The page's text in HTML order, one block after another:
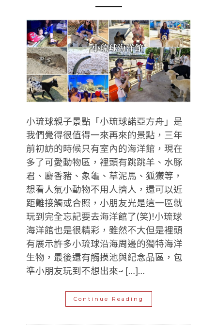
小琉球親子景點「小琉球諾亞方舟」是
我們覺得很值得一來再來的景點，三年
前初訪的時候只有室內的海洋館，現在
多了可愛動物區，裡頭有跳跳羊、水豚
君、麝香豬、象龜、草泥馬、狐獴等，
想看人氣小動物不用人擠人，還可以近
距離接觸或合照，小朋友光是這一區就
玩到完全忘記要去海洋館了(笑)!小琉球
海洋館也是很精彩，雖然不大但是裡頭
有展示許多小琉球沿海周邊的獨特海洋
生物，最後還有觸摸池與紀念品區，包
準小朋友玩到不想出來~ […]…
Continue Reading